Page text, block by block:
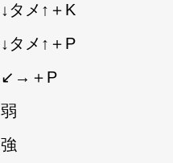
↓タメ↑＋K
↓タメ↑＋P
↙→＋P
弱
強